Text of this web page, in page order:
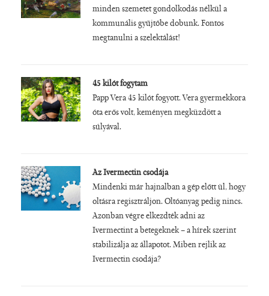
minden szemetet gondolkodás nélkül a
kommunális gyűjtőbe dobunk. Fontos
megtanulni a szelektálást!
45 kilót fogytam
Papp Vera 45 kilót fogyott. Vera gyermekkora
óta erős volt, keményen megküzdött a
súlyával.
Az Ivermectin csodája
Mindenki már hajnalban a gép előtt ül, hogy
oltásra regisztráljon. Oltóanyag pedig nincs.
Azonban végre elkezdték adni az
Ivermectint a betegeknek – a hírek szerint
stabilizálja az állapotot. Miben rejlik az
Ivermectin csodája?